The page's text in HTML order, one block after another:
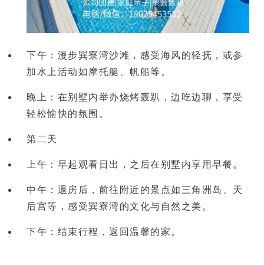
下午：漫步巽寮湾沙滩，感受海风的轻抚，或参
加水上活动如摩托艇、帆船等。
晚上：在别墅内举办烧烤轰趴
，边吃边聊，享受
轻松愉快的氛围。
第二天
上午：早起观看日出，之后在别墅内享用早餐。
中午：退房后，前往附近的景点如三角洲岛、天
后宫等，感受巽寮湾的文化与自然之美。
下午：结束行程，返回温馨的家。